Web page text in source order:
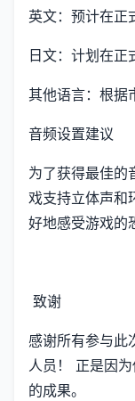
英文：预计在正
日文：计划在
其他语言：根据
音频设置建议
为了获得最佳的
戏支持立体声和
好地感受游戏的
致谢
感谢所有参与此
人员！ 正是因
的成果。